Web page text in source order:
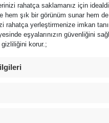
rahatça saklamanız için
hem şık bir görünüm sunar hem
rahatça yerleştirmenize imkan
eşyalarınızın güvenliğini
korur.;